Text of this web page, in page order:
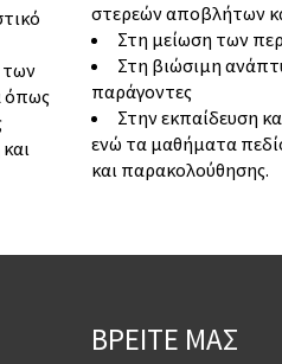
των
όπως
στερεών αποβλήτων
Στη μείωση των
Στη βιώσιμη
παράγοντες
Στην εκπαίδευση
ενώ τα μαθήματα
και παρακολούθησης.
ΒΡΕΙΤΕ ΜΑΣ